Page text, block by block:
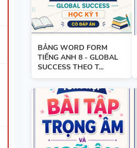
BẢNG WORD FORM
TIẾNG ANH 8 - GLOBAL
SUCCESS THEO T...